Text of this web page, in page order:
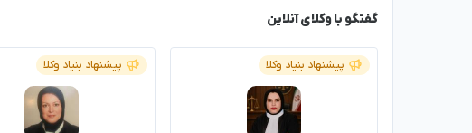
گفتگو با وکلای آنلاین
پیشنهاد بنیاد وکلا پیشنهاد بنیاد وکلا